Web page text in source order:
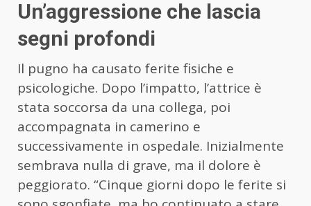
Un’aggressione che lascia
segni profondi
Il pugno ha causato ferite fisiche e
psicologiche. Dopo l’impatto, l’attrice è
stata soccorsa da una collega, poi
accompagnata in camerino e
successivamente in ospedale. Inizialmente
sembrava nulla di grave, ma il dolore è
peggiorato. “Cinque giorni dopo le ferite si